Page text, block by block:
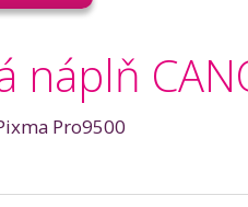
náplň
Pro9500